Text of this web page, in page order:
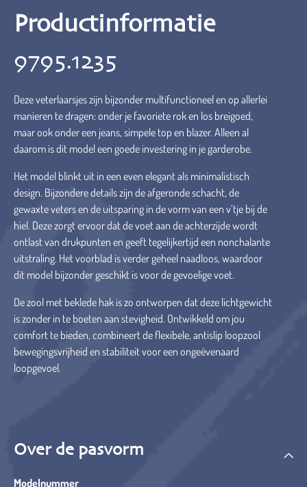
Productinformatie
9795.1235
Deze veterlaarsjes zijn bijzonder multifunctioneel en op allerlei
manieren te dragen: onder je favoriete rok en los breigoed,
maar ook onder een jeans, simpele top en blazer. Alleen al
daarom is dit model een goede investering in je garderobe.
Het model blinkt uit in een even elegant als minimalistisch
design. Bijzondere details zijn de afgeronde schacht, de
gewaxte veters en de uitsparing in de vorm van een v’tje bij de
hiel. Deze zorgt ervoor dat de voet aan de achterzijde wordt
ontlast van drukpunten en geeft tegelijkertijd een nonchalante
uitstraling. Het voorblad is verder geheel naadloos, waardoor
dit model bijzonder geschikt is voor de gevoelige voet.
De zool met beklede hak is zo ontworpen dat deze lichtgewicht
is zonder in te boeten aan stevigheid. Ontwikkeld om jou
comfort te bieden, combineert de flexibele, antislip loopzool
bewegingsvrijheid en stabiliteit voor een ongeëvenaard
loopgevoel.
Over de pasvorm
Modelnummer